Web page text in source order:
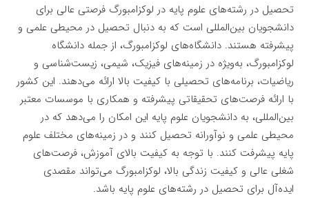
تحصیل در رشته‌های علوم پایه در لوکزامبورگ فرصتی عالی برای
دانشجویان بین‌المللی است که به دنبال تحصیل در محیطی علمی و
پیشرفته هستند. دانشگاه‌های لوکزامبورگ، از جمله دانشگاه
لوکزامبورگ، به‌ویژه در زمینه‌های فیزیک، شیمی، زیست‌شناسی و
ریاضیات، برنامه‌های تحصیلی با کیفیت بالا ارائه می‌دهند. این کشور
با ارائه فرصت‌های تحقیقاتی پیشرفته و همکاری با موسسات معتبر
بین‌المللی، به دانشجویان علوم پایه این امکان را می‌دهد که در
محیطی علمی و نوآورانه تحصیل کنند و در زمینه‌های مختلف علوم
پایه پیشرفت کنند. با توجه به کیفیت بالای آموزش، فرصت‌های
شغلی عالی و کیفیت زندگی بالا، لوکزامبورگ می‌تواند مقصدی
ایده‌آل برای تحصیل در رشته‌های علوم پایه باشد.